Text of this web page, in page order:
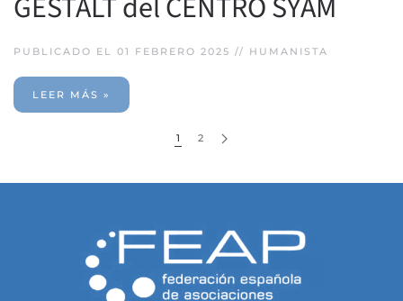
PUBLICADO EL 01 FEBRERO 2025 // HUMANISTA
LEER MÁS »
1 2